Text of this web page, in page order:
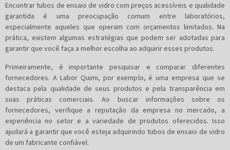
Encontrar tubos de ensaio de vidro com preços acessíveis e qualidade
garantida é uma preocupação comum entre laboratórios,
especialmente aqueles que operam com orçamentos limitados. Na
prática, existem algumas estratégias que podem ser adotadas para
garantir que você faça a melhor escolha ao adquirir esses produtos.
Primeiramente, é importante pesquisar e comparar diferentes
fornecedores. A Labor Quimi, por exemplo, é uma empresa que se
destaca pela qualidade de seus produtos e pela transparência em
suas práticas comerciais. Ao buscar informações sobre os
fornecedores, verifique a reputação da empresa no mercado, a
experiência no setor e a variedade de produtos oferecidos. Isso
ajudará a garantir que você esteja adquirindo tubos de ensaio de vidro
de um fabricante confiável.